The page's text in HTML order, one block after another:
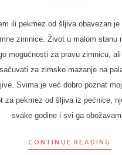
ili pekmez od šljiva obavezan je
zimnice. Život u malom stanu
mogućnosti za pravu zimnicu,
za zimsko mazanje na
Svima je već dobro poznat
za pekmez od šljiva iz pećnice,
svake godine i svi ga
CONTINUE READING